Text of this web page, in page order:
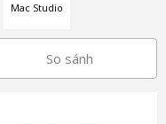
Mac Studio
So sánh